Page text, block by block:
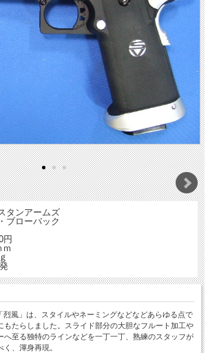
ンアームズ
ーバック
烈風」は、スタイルやネーミングなどなどあらゆる点で
もたらしました。スライド部分の大胆なフルート加工や
へ至る独特のラインなどを一丁一丁、熟練のスタッフが
、渾身再現。